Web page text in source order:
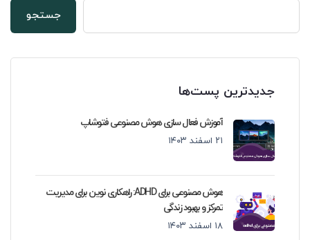
جستجو
جدیدترین پست‌ها
آموزش فعال سازی هوش مصنوعی فتوشاپ
۲۱ اسفند ۱۴۰۳
هوش مصنوعی برای ADHD: راهکاری نوین برای مدیریت
تمرکز و بهبود زندگی
۱۸ اسفند ۱۴۰۳